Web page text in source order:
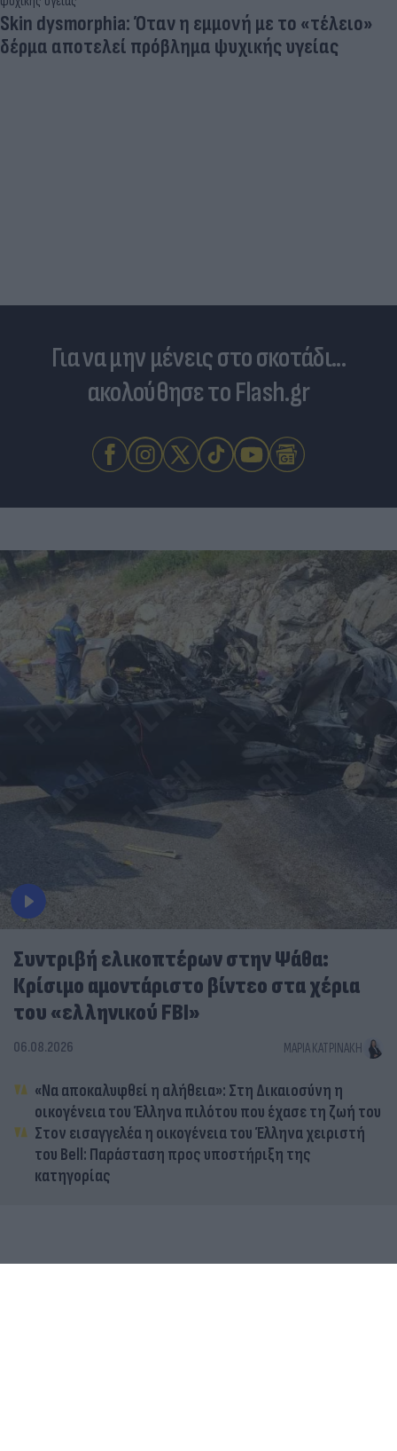
Skin dysmorphia: Όταν η εμμονή με το «τέλειο»
δέρμα αποτελεί πρόβλημα ψυχικής υγείας
Για να μην μένεις στο σκοτάδι...
ακολούθησε το Flash.gr
Συντριβή ελικοπτέρων στην Ψάθα:
Κρίσιμο αμοντάριστο βίντεο στα χέρια
του «ελληνικού FBI»
06.08.2026 ΜΑΡΊΑ ΚΑΤΡΙΝΆΚΗ
«Να αποκαλυφθεί η αλήθεια»: Στη Δικαιοσύνη η
οικογένεια του Έλληνα πιλότου που έχασε τη ζωή του
Στον εισαγγελέα η οικογένεια του Έλληνα χειριστή
του Bell: Παράσταση προς υποστήριξη της
κατηγορίας